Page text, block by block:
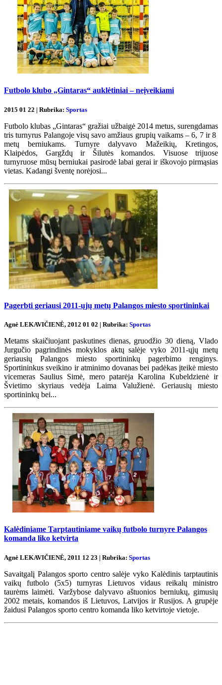
Futbolo klubo „Gintaras“ auklėtiniai – neįveikiami
2015 01 22 | Rubrika: Sportas
Futbolo klubas „Gintaras“ gražiai užbaigė 2014 metus, surengdamas
tris turnyrus Palangoje visų savo amžiaus grupių vaikams – 6, 7 ir 8
metų berniukams. Turnyre dalyvavo Mažeikių, Kretingos,
Klaipėdos, Gargždų ir Šilutės komandos. Visuose trijuose
turnyruose mūsų berniukai pasirodė labai gerai ir iškovojo pirmąsias
vietas. Kadangi šventę norėjosi...
Pagerbti geriausi 2011-ųjų metų Palangos miesto sportininkai
Agnė LEKAVIČIENĖ, 2012 01 02 | Rubrika: Sportas
Metams skaičiuojant paskutines dienas, gruodžio 30 dieną, Vlado
Jurgučio pagrindinės mokyklos aktų salėje vyko 2011-ųjų metų
geriausių Palangos miesto sportininkų pagerbimo renginys.
Sportininkus sveikino ir atminimo dovanas bei padėkas įteikė miesto
vicemeras Saulius Simė, mero patarėja Karolina Kubeldzienė ir
Švietimo skyriaus vedėja Laima Valužienė. Geriausių miesto
sportininkų bei...
Kalėdiniame Tarptautiniame vaikų futbolo turnyre Palangos
komanda liko ketvirta
Agnė LEKAVIČIENĖ, 2011 12 23 | Rubrika: Sportas
Savaitgalį Palangos sporto centro salėje vyko Kalėdinis tarptautinis
vaikų futbolo (5x5) turnyras Lietuvos vidaus reikalų ministro
taurėms laimėti. Varžybose dalyvavo aštuonios berniukų, gimusių
2002 metais, komandos iš Lietuvos, Latvijos ir Rusijos. A grupėje
žaidusi Palangos sporto centro komanda liko ketvirtoje vietoje.